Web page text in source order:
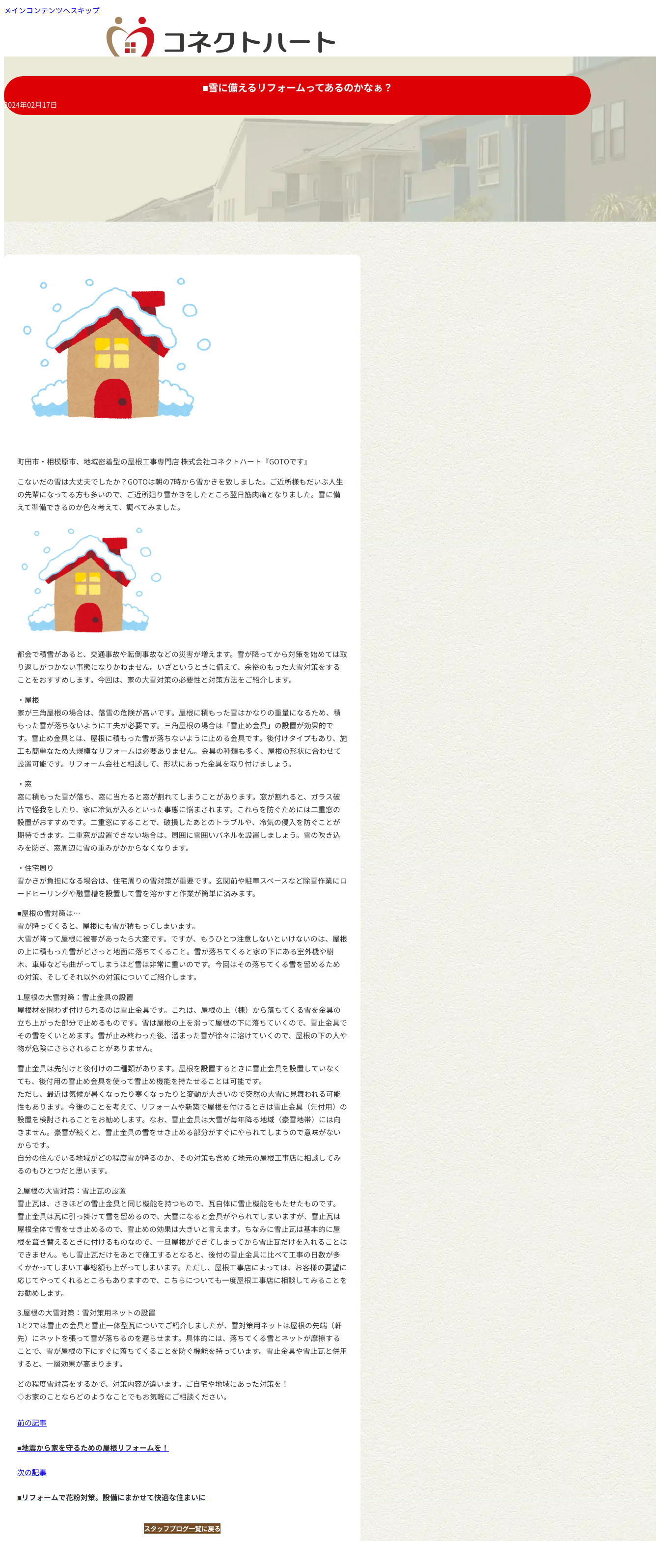
メインコンテンツへスキップ
メールでの
お問い合わせはこちら
つの無料サービス
施工事例
代表挨拶
ご依頼～施工の流れ
よくあるご質問
施工料金の一例
スタッフブログ
お電話で今すぐお問い合わせ
042-812-3900
メールでの
お問い合わせはこちら
お問い合わせはこちら
■雪に備えるリフォームってあるのかなぁ？
2024年02月17日
町田市・相模原市、地域密着型の屋根工事専門店 株式会社コネクトハート『GOTOです』
こないだの雪は大丈夫でしたか？GOTOは朝の7時から雪かきを致しました。ご近所様もだいぶ人生
の先輩になってる方も多いので、ご近所廻り雪かきをしたところ翌日筋肉痛となりました。雪に備
えて準備できるのか色々考えて、調べてみました。
都会で積雪があると、交通事故や転倒事故などの災害が増えます。雪が降ってから対策を始めては取
り返しがつかない事態になりかねません。いざというときに備えて、余裕のもった大雪対策をする
ことをおすすめします。今回は、家の大雪対策の必要性と対策方法をご紹介します。
・屋根
家が三角屋根の場合は、落雪の危険が高いです。屋根に積もった雪はかなりの重量になるため、積
もった雪が落ちないように工夫が必要です。三角屋根の場合は「雪止め金具」の設置が効果的で
す。雪止め金具とは、屋根に積もった雪が落ちないように止める金具です。後付けタイプもあり、施
工も簡単なため大規模なリフォームは必要ありません。金具の種類も多く、屋根の形状に合わせて
設置可能です。リフォーム会社と相談して、形状にあった金具を取り付けましょう。
・窓
窓に積もった雪が落ち、窓に当たると窓が割れてしまうことがあります。窓が割れると、ガラス破
片で怪我をしたり、家に冷気が入るといった事態に悩まされます。これらを防ぐためには二重窓の
設置がおすすめです。二重窓にすることで、破損したあとのトラブルや、冷気の侵入を防ぐことが
期待できます。二重窓が設置できない場合は、周囲に雪囲いパネルを設置しましょう。雪の吹き込
みを防ぎ、窓周辺に雪の重みがかからなくなります。
・住宅周り
雪かきが負担になる場合は、住宅周りの雪対策が重要です。玄関前や駐車スペースなど除雪作業にロ
ードヒーリングや融雪槽を設置して雪を溶かすと作業が簡単に済みます。
■屋根の雪対策は…
雪が降ってくると、屋根にも雪が積もってしまいます。
大雪が降って屋根に被害があったら大変です。ですが、もうひとつ注意しないといけないのは、屋根
の上に積もった雪がどさっと地面に落ちてくること。雪が落ちてくると家の下にある室外機や樹
木、車庫なども曲がってしまうほど雪は非常に重いのです。今回はその落ちてくる雪を留めるため
の対策、そしてそれ以外の対策についてご紹介します。
1.屋根の大雪対策：雪止金具の設置
屋根材を問わず付けられるのは雪止金具です。これは、屋根の上（棟）から落ちてくる雪を金具の
立ち上がった部分で止めるものです。雪は屋根の上を滑って屋根の下に落ちていくので、雪止金具で
その雪をくいとめます。雪が止み終わった後、溜まった雪が徐々に溶けていくので、屋根の下の人や
物が危険にさらされることがありません。
雪止金具は先付けと後付けの二種類があります。屋根を設置するときに雪止金具を設置していなく
ても、後付用の雪止め金具を使って雪止め機能を持たせることは可能です。
ただし、最近は気候が暑くなったり寒くなったりと変動が大きいので突然の大雪に見舞われる可能
性もあります。今後のことを考えて、リフォームや新築で屋根を付けるときは雪止金具（先付用）の
設置を検討されることをお勧めします。なお、雪止金具は大雪が毎年降る地域（豪雪地帯）には向
きません。豪雪が続くと、雪止金具の雪をせき止める部分がすぐにやられてしまうので意味がない
からです。
自分の住んでいる地域がどの程度雪が降るのか、その対策も含めて地元の屋根工事店に相談してみ
るのもひとつだと思います。
2.屋根の大雪対策：雪止瓦の設置
雪止瓦は、さきほどの雪止金具と同じ機能を持つもので、瓦自体に雪止機能をもたせたものです。
雪止金具は瓦に引っ掛けて雪を留めるので、大雪になると金具がやられてしまいますが、雪止瓦は
屋根全体で雪をせき止めるので、雪止めの効果は大きいと言えます。ちなみに雪止瓦は基本的に屋
根を葺き替えるときに付けるものなので、一旦屋根ができてしまってから雪止瓦だけを入れることは
できません。もし雪止瓦だけをあとで施工するとなると、後付の雪止金具に比べて工事の日数が多
くかかってしまい工事総額も上がってしまいます。ただし、屋根工事店によっては、お客様の要望に
応じてやってくれるところもありますので、こちらについても一度屋根工事店に相談してみることを
お勧めします。
3.屋根の大雪対策：雪対策用ネットの設置
1と2では雪止の金具と雪止一体型瓦についてご紹介しましたが、雪対策用ネットは屋根の先端（軒
先）にネットを張って雪が落ちるのを遅らせます。具体的には、落ちてくる雪とネットが摩擦する
ことで、雪が屋根の下にすぐに落ちてくることを防ぐ機能を持っています。雪止金具や雪止瓦と併用
すると、一層効果が高まります。
どの程度雪対策をするかで、対策内容が違います。ご自宅や地域にあった対策を！
◇お家のことならどのようなことでもお気軽にご相談ください。
前の記事
■地震から家を守るための屋根リフォームを！
次の記事
■リフォームで花粉対策。設備にまかせて快適な住まいに
スタッフブログ一覧に戻る